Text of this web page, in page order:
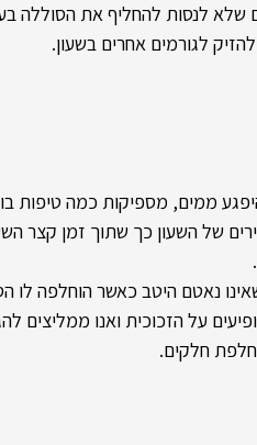
לנסות להחליף את הסוללה
לגורמים אחרים בשעון.
ממים, מספיקות כמה טיפות
של השעון כך שתוך זמן קצר
נאטם היטב כאשר הוחלפה לו
על הזכוכית ואנו ממליצים
חלקים.